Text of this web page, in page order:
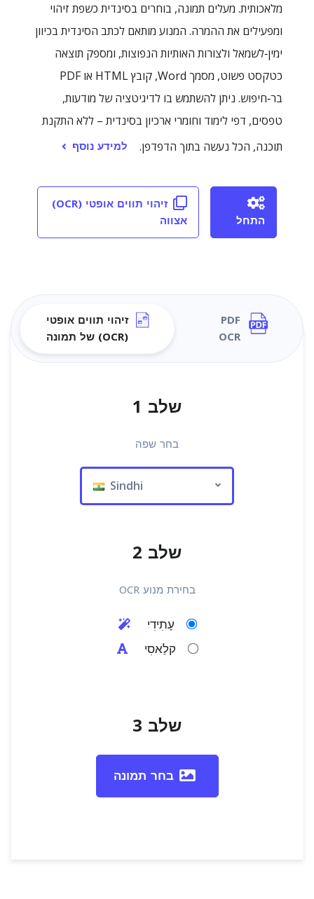
מלאכותית. מעלים תמונה, בוחרים בסינדית כשפת זיהוי
ומפעילים את ההמרה. המנוע מותאם לכתב הסינדית בכיוון
ימין‑לשמאל ולצורות האותיות הנפוצות, ומספק תוצאה
כטקסט פשוט, מסמך Word, קובץ HTML או PDF
בר‑חיפוש. ניתן להשתמש בו לדיגיטציה של מודעות,
טפסים, דפי לימוד וחומרי ארכיון בסינדית – ללא התקנת
תוכנה, הכל נעשה בתוך הדפדפן.
למידע נוסף
זיהוי תווים אופטי (OCR)
אצווה
התחל
זיהוי תווים אופטי
(OCR) של תמונה
PDF
OCR
שלב 1
בחר שפה
Sindhi
שלב 2
בחירת מנוע OCR
עָתִידִי
קלַאסִי
שלב 3
בחר תמונה